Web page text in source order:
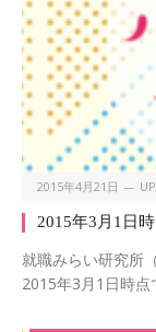
2015年4月21日
2015年3月1日
就職みらい研究所
2015年3月1日時